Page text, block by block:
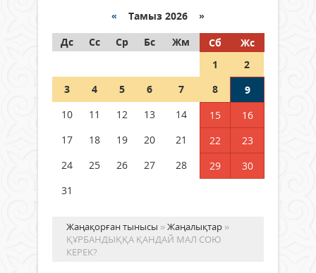
граждане Казахстана,
05 тамыз 2026 ж. 157
Шетелде жүрген Қазақстан
азаматтары қалай дауыс бере
« Тамыз 2026 »
Дс
Сс Ср Бс Жм Сб
Жс
1
2
3
4 5 6 7 8
9
10
11 12 13 14 15
16
17
18 19 20 21 22
23
24
25 26 27 28 29
30
31
Жаңақорған тынысы »Жаңалықтар »
ҚҰРБАНДЫҚҚА ҚАНДАЙ МАЛ СОЮ
КЕРЕК?